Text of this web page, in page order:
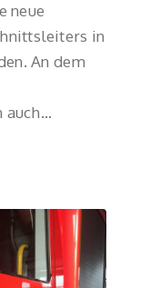
neue
in
An dem
auch…